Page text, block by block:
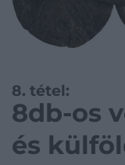
8. tétel:
8db-os
és